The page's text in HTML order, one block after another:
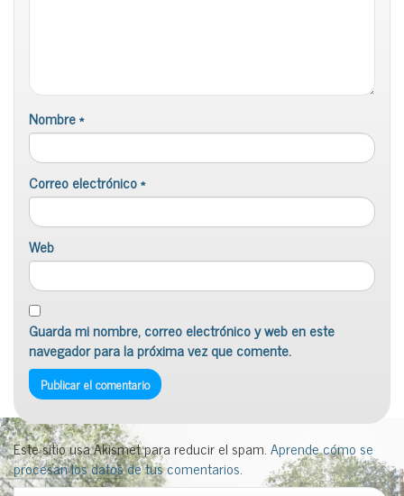
Nombre*
Correo electrónico*
Web
Guarda mi nombre, correo electrónico y web en este
navegador para la próxima vez que comente.
Este sitio usa Akismet para reducir el spam.Aprende cómo se
procesan los datos de tus comentarios.